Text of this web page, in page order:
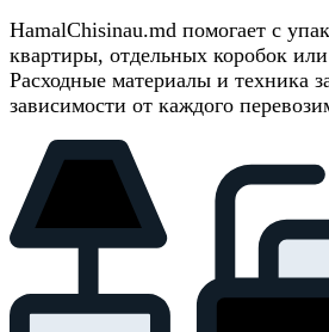
HamalChisinau.md помогает с
квартиры, отдельных коробок
Расходные материалы и техника
зависимости от каждого